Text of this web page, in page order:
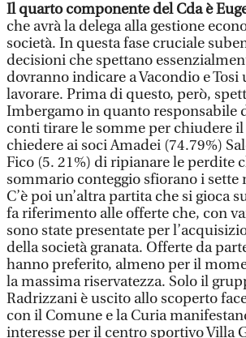
Il quarto componente del Cda è
che avrà la delega alla gestione
società. In questa fase cruciale
decisioni che spettano
dovranno indicare a Vacondio e
lavorare. Prima di questo, però,
Imbergamo in quanto responsabile
conti tirare le somme per chiudere
chiedere ai soci Amadei (74.79%)
Fico (5. 21%) di ripianare le perdite
sommario conteggio sfiorano i
C’è poi un’altra partita che si gioca
fa riferimento alle offerte che, con
sono state presentate per
della società granata. Offerte da
hanno preferito, almeno per il
la massima riservatezza. Solo il
Radrizzani è uscito allo scoperto
con il Comune e la Curia
interesse per il centro sportivo Villa